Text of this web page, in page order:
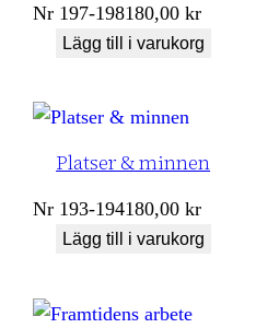
Nr 197-198180,00kr
Lägg till i varukorg
Platser & minnen
Nr 193-194180,00kr
Lägg till i varukorg